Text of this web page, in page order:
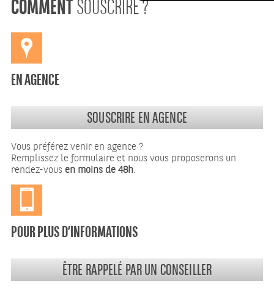
SOUSCRIRE ?
EN AGENCE
SOUSCRIRE EN AGENCE
Vous préférez venir en agence ?
Remplissez le formulaire et nous vous proposerons un
rendez-vous en moins de 48h.
POUR PLUS D’INFORMATIONS
ÊTRE RAPPELÉ PAR UN CONSEILLER